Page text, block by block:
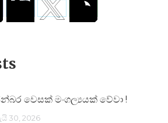
වෙසක් මංගල්‍යයක් වේවා !
30, 2026